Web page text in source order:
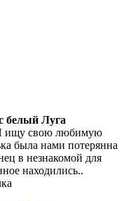
белый Луга
ищу свою любимую
была нами потерянна
в незнакомой для
находились..